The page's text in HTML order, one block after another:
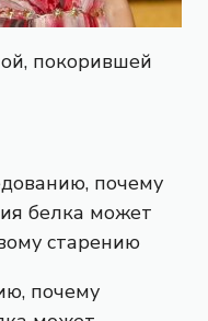
покорившей
почему